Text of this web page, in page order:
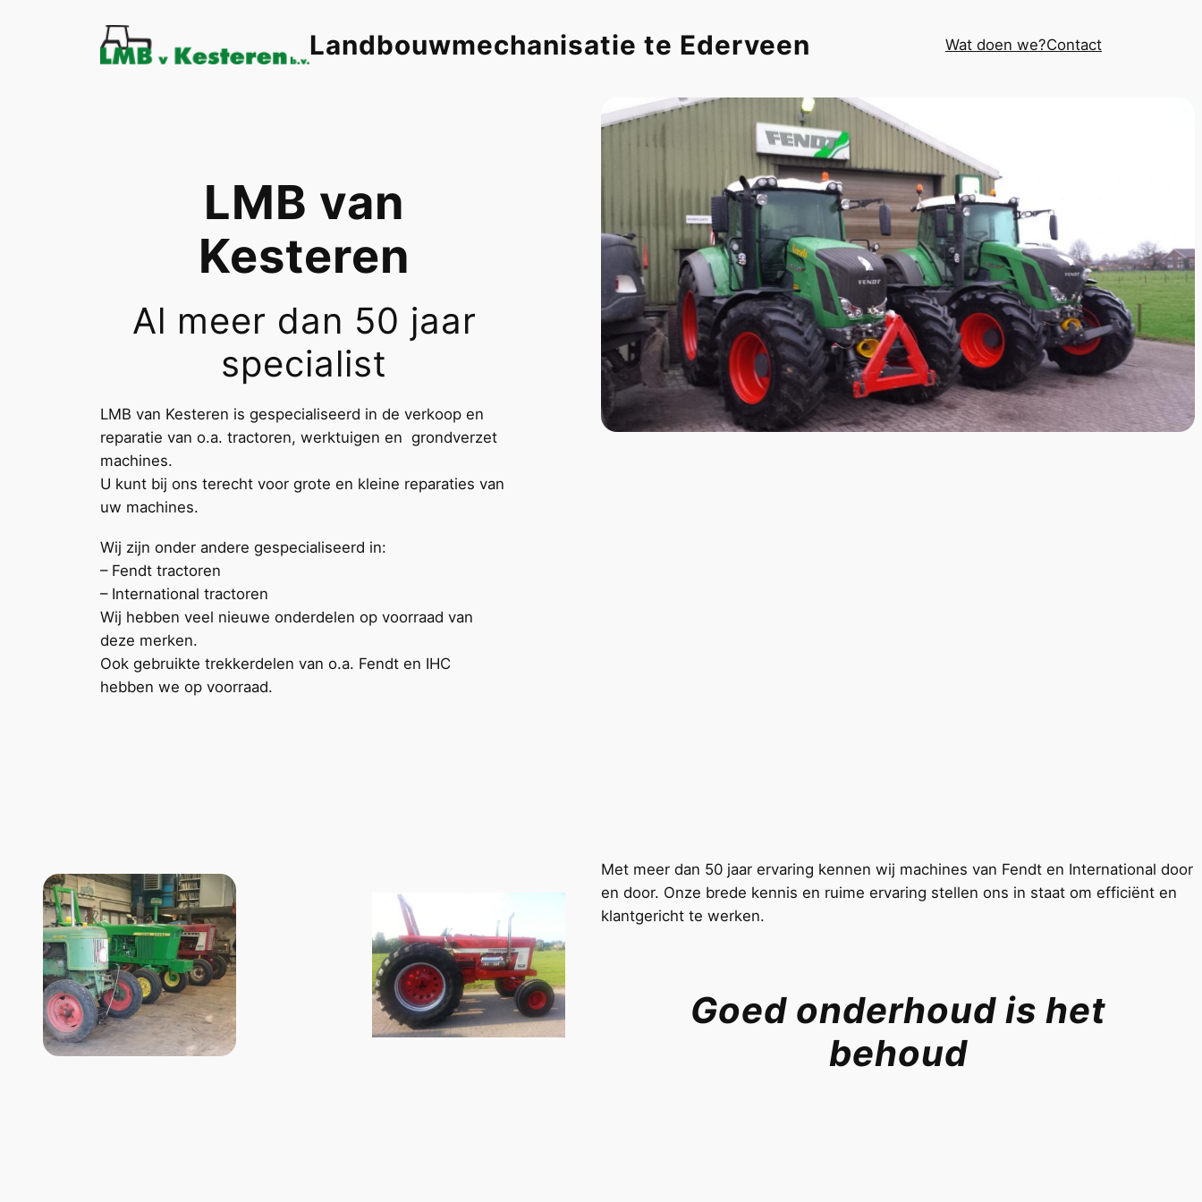
Landbouwmechanisatie te Ederveen Wat doen we?Contact
LMB van
Kesteren
Al meer dan 50 jaar
specialist
LMB van Kesteren is gespecialiseerd in de verkoop en
reparatie van o.a. tractoren, werktuigen en grondverzet
machines.
U kunt bij ons terecht voor grote en kleine reparaties van
uw machines.
Wij zijn onder andere gespecialiseerd in:
– Fendt tractoren
– International tractoren
Wij hebben veel nieuwe onderdelen op voorraad van
deze merken.
Ook gebruikte trekkerdelen van o.a. Fendt en IHC
hebben we op voorraad.
Met meer dan 50 jaar ervaring kennen wij machines van Fendt en International door
en door. Onze brede kennis en ruime ervaring stellen ons in staat om efficiënt en
klantgericht te werken.
Goed onderhoud is het
behoud